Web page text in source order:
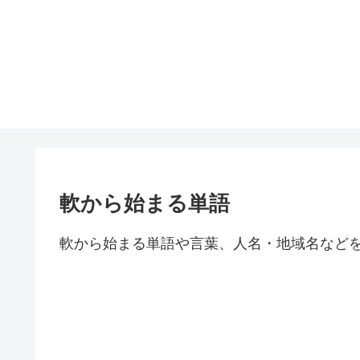
軟から始まる単語
軟から始まる単語や言葉、人名・地域名など